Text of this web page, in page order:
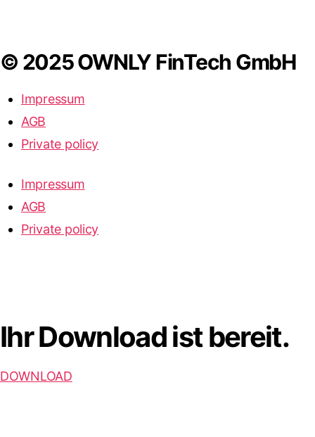
© 2025 OWNLY FinTech GmbH
Impressum
AGB
Private policy
Impressum
AGB
Private policy
Ihr Download ist bereit.
DOWNLOAD